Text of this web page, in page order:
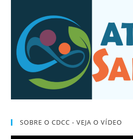
SOBRE O CDCC - VEJA O VÍDEO